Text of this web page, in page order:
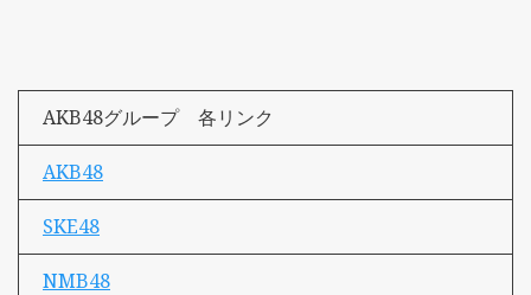
AKB48グループ 各リンク
AKB48
SKE48
NMB48